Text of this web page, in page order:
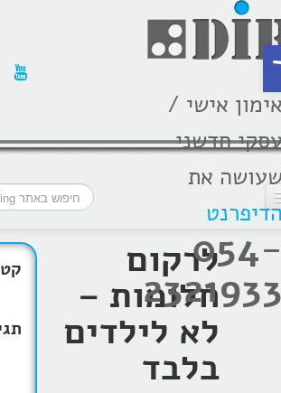
אישי /
חדשני
את
מסלולי אימוןלרקום
חלומות –
לא לילדים
בלבד